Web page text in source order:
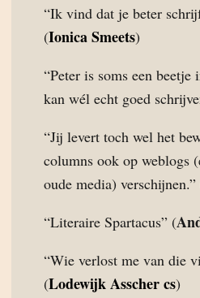
“Ik vind dat je beter
(Ionica Smeets)
“Peter is soms een beetje
kan wél echt goed
“Jij levert toch wel het
columns ook op weblogs
oude media)
“Literaire Spartacus” (
“Wie verlost me van die
(Lodewijk Asscher cs)